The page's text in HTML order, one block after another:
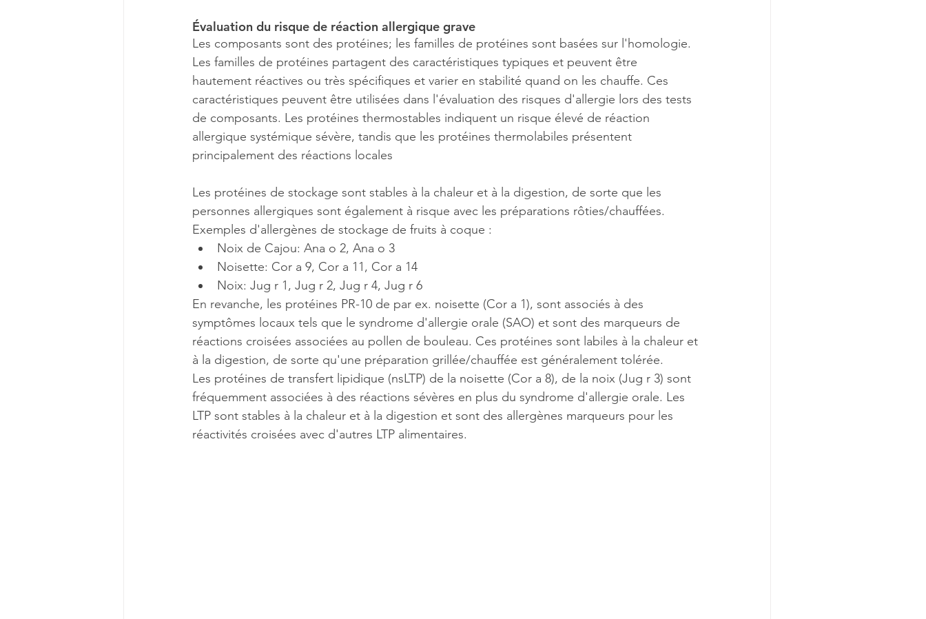
Évaluation du risque de réaction allergique grave
Les composants sont des protéines; les familles de protéines sont basées sur l'homologie.
Les familles de protéines partagent des caractéristiques typiques et peuvent être
hautement réactives ou très spécifiques et varier en stabilité quand on les chauffe. Ces
caractéristiques peuvent être utilisées dans l'évaluation des risques d'allergie lors des tests
de composants. Les protéines thermostables indiquent un risque élevé de réaction
allergique systémique sévère, tandis que les protéines thermolabiles présentent
principalement des réactions locales
Les protéines de stockage sont stables à la chaleur et à la digestion, de sorte que les
personnes allergiques sont également à risque avec les préparations rôties/chauffées.
Exemples d'allergènes de stockage de fruits à coque :
Noix de Cajou: Ana o 2, Ana o 3
Noisette: Cor a 9, Cor a 11, Cor a 14
Noix: Jug r 1, Jug r 2, Jug r 4, Jug r 6
En revanche, les protéines PR-10 de par ex. noisette (Cor a 1), sont associés à des
symptômes locaux tels que le syndrome d'allergie orale (SAO) et sont des marqueurs de
réactions croisées associées au pollen de bouleau. Ces protéines sont labiles à la chaleur et
à la digestion, de sorte qu'une préparation grillée/chauffée est généralement tolérée.
Les protéines de transfert lipidique (nsLTP) de la noisette (Cor a 8), de la noix (Jug r 3) sont
fréquemment associées à des réactions sévères en plus du syndrome d'allergie orale. Les
LTP sont stables à la chaleur et à la digestion et sont des allergènes marqueurs pour les
réactivités croisées avec d'autres LTP alimentaires.